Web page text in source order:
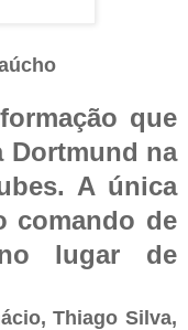
que
Dortmund na
A única
comando de
lugar de
Thiago Silva,